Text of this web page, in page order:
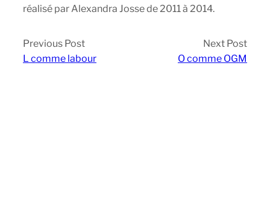
réalisé par Alexandra Josse de 2011 à 2014.
Previous Post
L comme labour
Next Post
O comme OGM